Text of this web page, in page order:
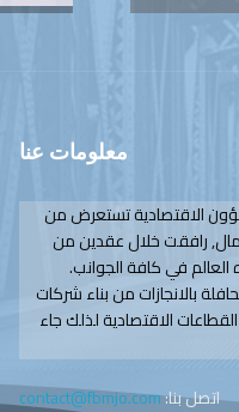
معلومات عنا
الاقتصادية تستعرض من
رافقت خلال عقدين من
في كافة الجوانب.
بالانجازات من بناء شركات
الاقتصادية لذلك جاء
اتصل بنا:contact@fbmjo.com